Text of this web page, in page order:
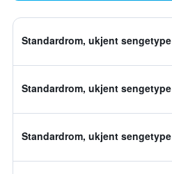
Standardrom, ukjent sengetype
Standardrom, ukjent sengetype
Standardrom, ukjent sengetype